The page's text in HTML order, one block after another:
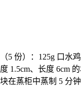
5 份）：125g 口水
1.5cm、长度 6cm
在蒸柜中蒸制 5 分